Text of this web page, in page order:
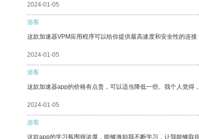
2024-01-05
游客
这款加速器VPM应用程序可以给你提供最高速度和安全性的连接
2024-01-05
游客
这款加速器app的价格有点贵，可以适当降低一些。我个人觉得
2024-01-05
游客
这款app的学习氛围很浓厚，能够激励我不断学习，让我能够取